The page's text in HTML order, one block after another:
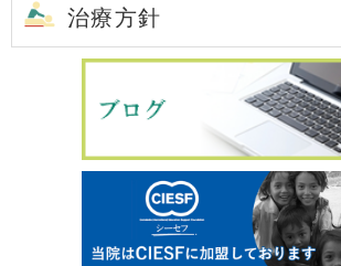
治療方針